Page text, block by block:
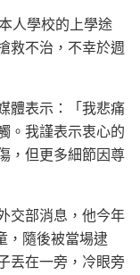
人學校的上學途
救不治，不幸於週
體表示：「我悲痛
。我謹表示衷心的
，但更多細節因尊
交部消息，他今年
，隨後被當場逮
丟在一旁，冷眼旁